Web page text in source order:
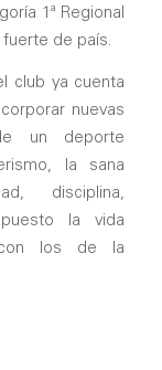
1ª Regional
de país.
club ya cuenta
nuevas
un deporte
la sana
disciplina,
la vida
con los de la